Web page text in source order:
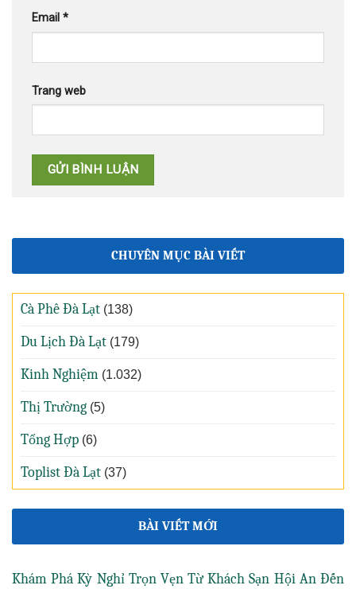
Email *
Trang web
CHUYÊN MỤC BÀI VIẾT
Cà Phê Đà Lạt (138)
Du Lịch Đà Lạt (179)
Kinh Nghiệm (1.032)
Thị Trường (5)
Tổng Hợp (6)
Toplist Đà Lạt (37)
BÀI VIẾT MỚI
Khám Phá Kỳ Nghỉ Trọn Vẹn Từ Khách Sạn Hội An Đến